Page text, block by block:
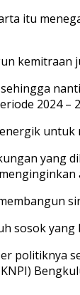
itu
2024 –
untuk
politiknya